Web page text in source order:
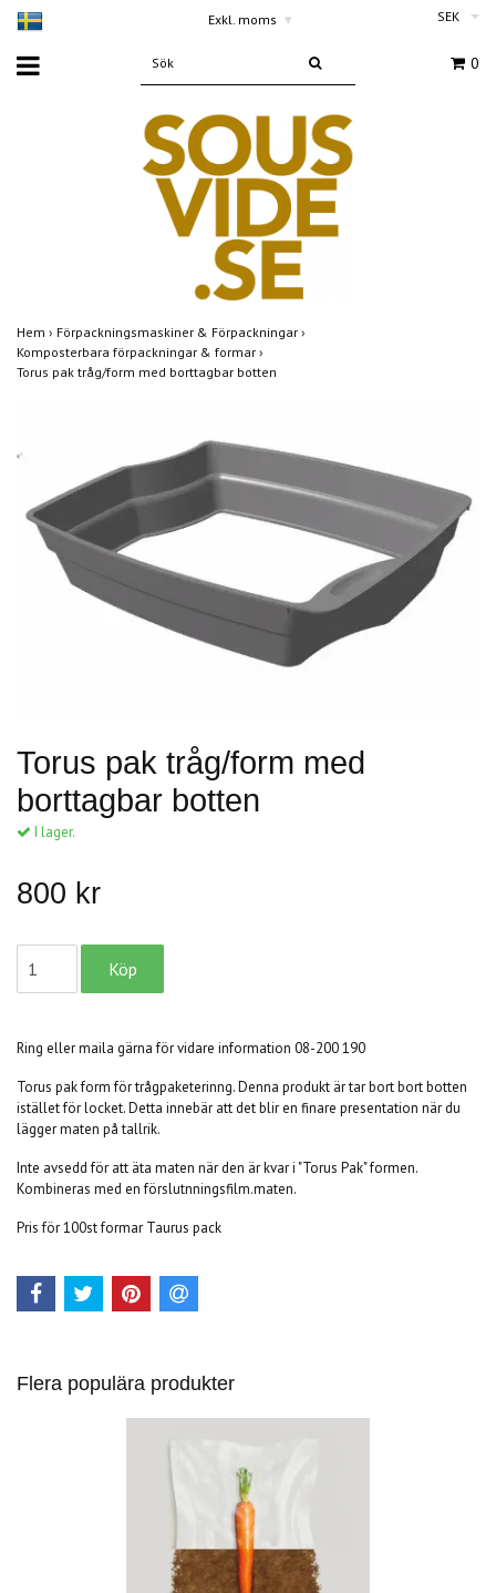
Exkl. moms ▾ SEK
0
Hem › Förpackningsmaskiner & Förpackningar ›
Komposterbara förpackningar & formar ›
Torus pak tråg/form med borttagbar botten
Torus pak tråg/form med
borttagbar botten
I lager.
800 kr
Ring eller maila gärna för vidare information 08-200 190
Torus pak form för trågpaketerinng. Denna produkt är tar bort bort botten
istället för locket. Detta innebär att det blir en finare presentation när du
lägger maten på tallrik.
Inte avsedd för att äta maten när den är kvar i "Torus Pak" formen.
Kombineras med en förslutnningsfilm.maten.
Pris för 100st formar Taurus pack
Flera populära produkter